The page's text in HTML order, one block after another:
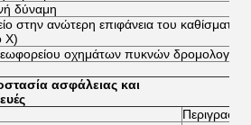
δύναμη
στην ανώτερη επιφάνεια του καθίσματος
Χ)
οχημάτων πυκνών δρομολογίων
ασφάλειας και
Περιγραφή